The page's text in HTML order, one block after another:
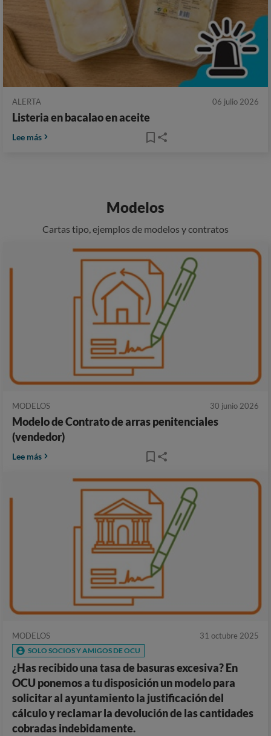
ALERTA 06 julio 2026
Listeria en bacalao en aceite
Lee más
Modelos
Cartas tipo, ejemplos de modelos y contratos
MODELOS 30 junio 2026
Modelo de Contrato de arras penitenciales
(vendedor)
Lee más
MODELOS 31 octubre 2025
SOLO SOCIOS Y AMIGOS DE OCU
¿Has recibido una tasa de basuras excesiva? En
OCU ponemos a tu disposición un modelo para
solicitar al ayuntamiento la justificación del
cálculo y reclamar la devolución de las cantidades
cobradas indebidamente.